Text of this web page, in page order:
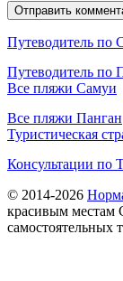
Путеводитель по
Путеводитель по
Все пляжи Самуи
Все пляжи Панган
Туристическая
Консультации по
© 2014-2026
красивым местам
самостоятельных